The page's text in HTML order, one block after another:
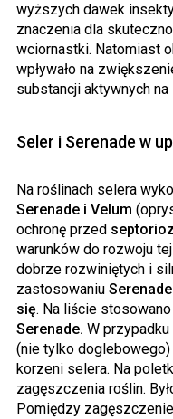
wyższych dawek
znaczenia dla
wciornastki. Natomiast
wpływało na
substancji aktywnych
Seler i Serenade w
Na roślinach selera
Serenade i Velum
ochronę przed
warunków do rozwoju
dobrze rozwiniętych i
zastosowaniu
się. Na liście stosowano
Serenade. W
(nie tylko
korzeni selera. Na
zagęszczenia roślin.
Pomiędzy